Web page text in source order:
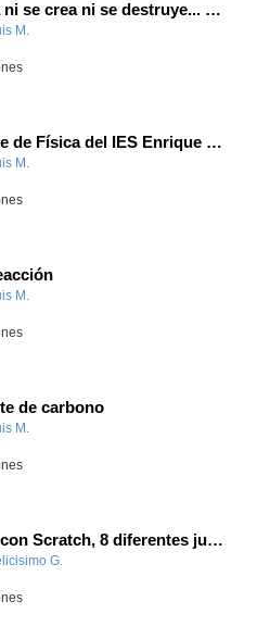
La energía ni se crea ni se destruye... ¡se experimenta! El Tierno en la Feria Madrid es Ciencia 2026
M.
El Gabinete de Física del IES Enrique Tierno Galván de Parla (Curso 25-26)
M.
M.
de carbono
M.
Programa con Scratch, 8 diferentes juegos para vivir la emoción de los partidos de España en el mundial 2026
G.